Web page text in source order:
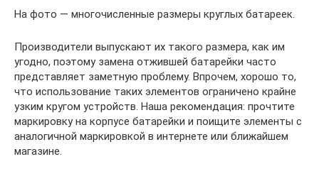
На фото — многочисленные размеры круглых батареек.
Производители выпускают их такого размера, как им
угодно, поэтому замена отжившей батарейки часто
представляет заметную проблему. Впрочем, хорошо то,
что использование таких элементов ограничено крайне
узким кругом устройств. Наша рекомендация: прочтите
маркировку на корпусе батарейки и поищите элементы с
аналогичной маркировкой в интернете или ближайшем
магазине.